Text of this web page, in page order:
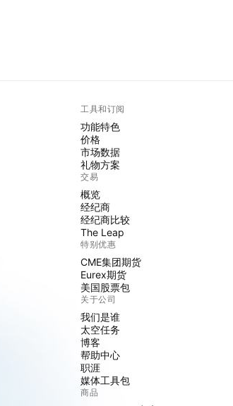
工具和订阅
功能特色
价格
市场数据
礼物方案
交易
概览
经纪商
经纪商比较
The Leap
特别优惠
CME集团期货
Eurex期货
美国股票包
关于公司
我们是谁
太空任务
博客
帮助中心
职涯
媒体工具包
商品